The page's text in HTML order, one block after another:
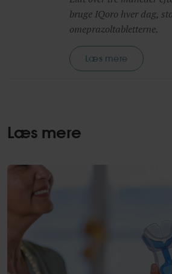
bruge IQoro hver dag,
omeprazoltabletterne.
Læs mere
Læs mere